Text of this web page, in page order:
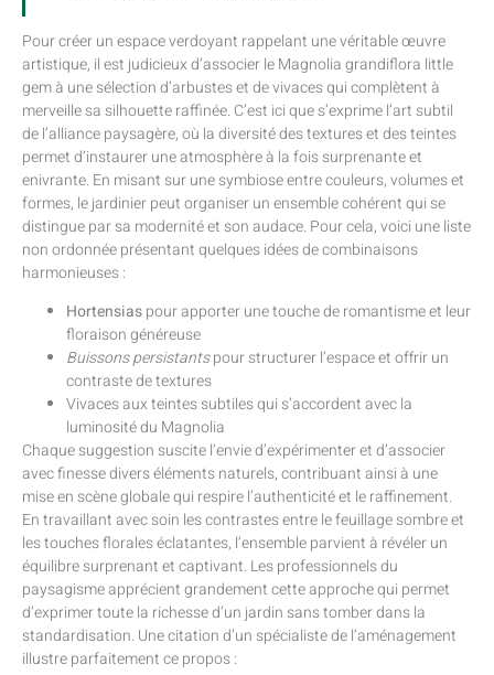
Pour créer un espace verdoyant rappelant une véritable œuvre
artistique, il est judicieux d’associer le Magnolia grandiflora little
gem à une sélection d’arbustes et de vivaces qui complètent à
merveille sa silhouette raffinée. C’est ici que s’exprime l’art subtil
de l’alliance paysagère, où la diversité des textures et des teintes
permet d’instaurer une atmosphère à la fois surprenante et
enivrante. En misant sur une symbiose entre couleurs, volumes et
formes, le jardinier peut organiser un ensemble cohérent qui se
distingue par sa modernité et son audace. Pour cela, voici une liste
non ordonnée présentant quelques idées de combinaisons
harmonieuses :
Hortensiaspour apporter une touche de romantisme et leur
floraison généreuse
Buissons persistantspour structurer l’espace et offrir un
contraste de textures
Vivaces aux teintes subtiles qui s’accordent avec la
luminosité du Magnolia
Chaque suggestion suscite l’envie d’expérimenter et d’associer
avec finesse divers éléments naturels, contribuant ainsi à une
mise en scène globale qui respire l’authenticité et le raffinement.
En travaillant avec soin les contrastes entre le feuillage sombre et
les touches florales éclatantes, l’ensemble parvient à révéler un
équilibre surprenant et captivant. Les professionnels du
paysagisme apprécient grandement cette approche qui permet
d’exprimer toute la richesse d’un jardin sans tomber dans la
standardisation. Une citation d’un spécialiste de l’aménagement
illustre parfaitement ce propos :